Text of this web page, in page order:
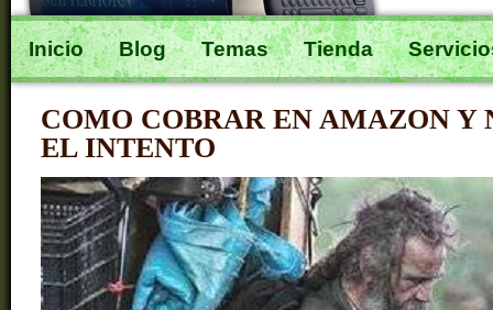
Inicio Blog Temas Tienda
COMO COBRAR EN AMAZON Y
EL INTENTO